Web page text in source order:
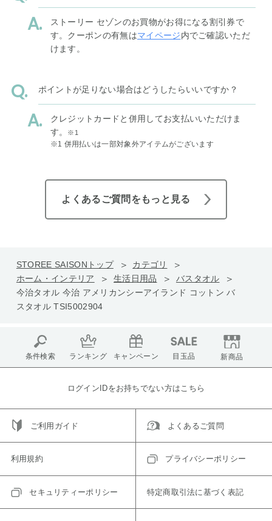
ストーリー セゾンのお買物がお得になる割引券で
す。クーポンの有無はマイページ内でご確認いただ
けます。
ポイントが足りない場合はどうしたらいいですか？
クレジットカードと併用してお支払いいただけま
す。
※1
※1 併用払いは一部対象外アイテムがございます
よくあるご質問をもっと見る
STOREE SAISONトップ
カテゴリ
ホーム・インテリア
生活日用品
バスタオル
今治タオル 今治 アメリカンシーアイランド コットン バ
スタオル TSI5002904
条件検索 ランキング キャンペーン 目玉品 新商品
ログインIDをお持ちでない方はこちら
ご利用ガイド よくあるご質問
利用規約 プライバシーポリシー
セキュリティーポリシー 特定商取引法に基づく表記